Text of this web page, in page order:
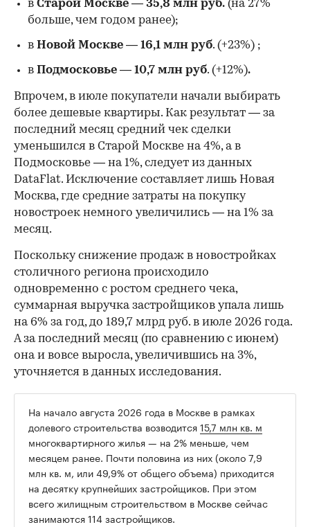
в Старой Москве — 35,8 млн руб. (на 27%
больше, чем годом ранее);
в Новой Москве — 16,1 млн руб. (+23%) ;
в Подмосковье — 10,7 млн руб. (+12%).
Впрочем, в июле покупатели начали выбирать
более дешевые квартиры. Как результат — за
последний месяц средний чек сделки
уменьшился в Старой Москве на 4%, а в
Подмосковье — на 1%, следует из данных
DataFlat. Исключение составляет лишь Новая
Москва, где средние затраты на покупку
новостроек немного увеличились — на 1% за
месяц.
Поскольку снижение продаж в новостройках
столичного региона происходило
одновременно с ростом среднего чека,
суммарная выручка застройщиков упала лишь
на 6% за год, до 189,7 млрд руб. в июле 2026 года.
А за последний месяц (по сравнению с июнем)
она и вовсе выросла, увеличившись на 3%,
уточняется в данных исследования.
На начало августа 2026 года в Москве в рамках
долевого строительства возводится15,7 млн кв. м
многоквартирного жилья — на 2% меньше, чем
месяцем ранее. Почти половина из них (около 7,9
млн кв. м, или 49,9% от общего объема) приходится
на десятку крупнейших застройщиков. При этом
всего жилищным строительством в Москве сейчас
занимаются 114 застройщиков.